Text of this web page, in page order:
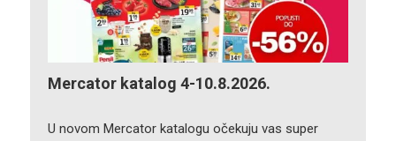
Mercator katalog 4-10.8.2026.
U novom Mercator katalogu očekuju vas super